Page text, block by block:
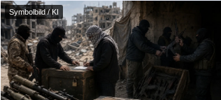
Symbolbild / KI